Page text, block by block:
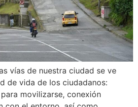
vías de nuestra ciudad se ve
de vida de los ciudadanos:
movilizarse, conexión